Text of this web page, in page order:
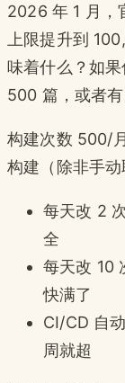
2026 年 1 月，
上限提升到
味着什么？如
500 篇，或者有
构建次数 500/
构建（除非手动
每天改 2
全
每天改 10
快满了
CI/CD 自
周就超